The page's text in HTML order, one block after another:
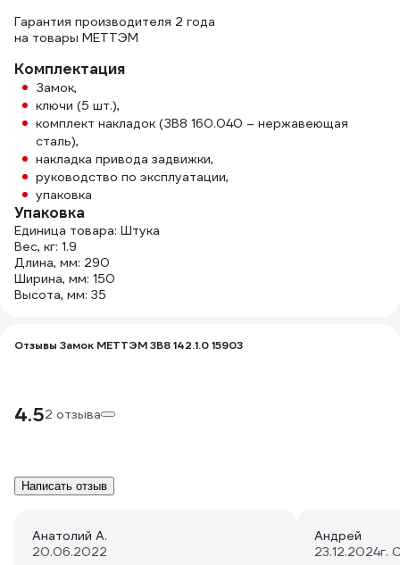
Гарантия производителя 2 года
на товары МЕТТЭМ
Комплектация
Замок,
ключи (5 шт.),
комплект накладок (ЗВ8 160.040 – нержавеющая
сталь),
накладка привода задвижки,
руководство по эксплуатации,
упаковка
Упаковка
Единица товара: Штука
Вес, кг: 1.9
Длина, мм: 290
Ширина, мм: 150
Высота, мм: 35
Отзывы Замок МЕТТЭМ ЗВ8 142.1.0 15903
4.52 отзыва
Написать отзыв
Анатолий А.
20.06.2022
Андрей
23.12.2024г.